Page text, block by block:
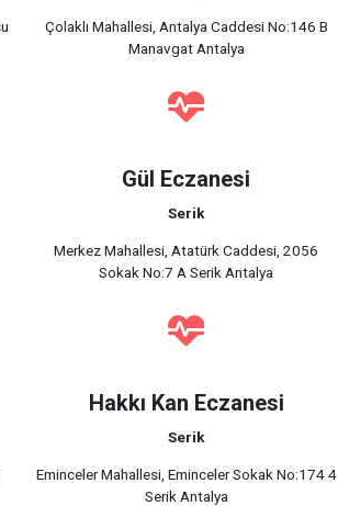
Çolaklı Mahallesi, Antalya Caddesi No:146 B
Manavgat Antalya
Gül Eczanesi
Serik
Merkez Mahallesi, Atatürk Caddesi, 2056
Sokak No:7 A Serik Antalya
Hakkı Kan Eczanesi
Serik
Eminceler Mahallesi, Eminceler Sokak No:174 4
Serik Antalya